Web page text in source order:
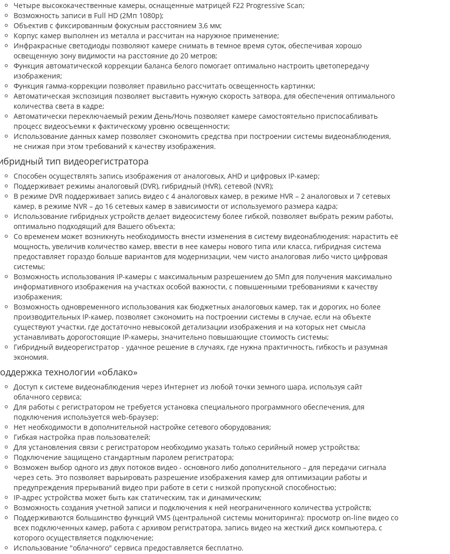
Четыре высококачественные камеры, оснащенные матрицей F22 Progressive Scan;
Возможность записи в Full HD (2Мп 1080р);
Объектив с фиксированным фокусным расстоянием 3,6 мм;
Корпус камер выполнен из металла и рассчитан на наружное применение;
Инфракрасные светодиоды позволяют камере снимать в темное время суток, обеспечивая хорошо
освещенную зону видимости на расстояние до 20 метров;
Функция автоматической коррекции баланса белого помогает оптимально настроить цветопередачу
изображения;
Функция гамма-коррекции позволяет правильно рассчитать освещенность картинки;
Автоматическая экспозиция позволяет выставить нужную скорость затвора, для обеспечения оптимального
количества света в кадре;
Автоматически переключаемый режим День/Ночь позволяет камере самостоятельно приспосабливать
процесс видеосъемки к фактическому уровню освещенности;
Использование данных камер позволяет сэкономить средства при построении системы видеонаблюдения,
не снижая при этом требований к качеству изображения.
тип видеорегистратора
Способен осуществлять запись изображения от аналоговых, AHD и цифровых IP-камер;
Поддерживает режимы аналоговый (DVR), гибридный (HVR), сетевой (NVR);
В режиме DVR поддерживает запись видео с 4 аналоговых камер, в режиме HVR – 2 аналоговых и 7 сетевых
камер, в режиме NVR – до 16 сетевых камер в зависимости от используемого размера кадра;
Использование гибридных устройств делает видеосистему более гибкой, позволяет выбрать режим работы,
оптимально подходящий для Вашего объекта;
Со временем может возникнуть необходимость внести изменения в систему видеонаблюдения: нарастить её
мощность, увеличив количество камер, ввести в нее камеры нового типа или класса, гибридная система
предоставляет гораздо больше вариантов для модернизации, чем чисто аналоговая либо чисто цифровая
системы;
Возможность использования IP-камеры с максимальным разрешением до 5Мп для получения максимально
информативного изображения на участках особой важности, с повышенными требованиями к качеству
изображения;
Возможность одновременного использования как бюджетных аналоговых камер, так и дорогих, но более
производительных IP-камер, позволяет сэкономить на построении системы в случае, если на объекте
существуют участки, где достаточно невысокой детализации изображения и на которых нет смысла
устанавливать дорогостоящие IP-камеры, значительно повышающие стоимость системы;
Гибридный видеорегистратор - удачное решение в случаях, где нужна практичность, гибкость и разумная
экономия.
технологии «облако»
Доступ к системе видеонаблюдения через Интернет из любой точки земного шара, используя сайт
облачного сервиса;
Для работы с регистратором не требуется установка специального программного обеспечения, для
подключения используется web-браузер;
Нет необходимости в дополнительной настройке сетевого оборудования;
Гибкая настройка прав пользователей;
Для установления связи с регистратором необходимо указать только серийный номер устройства;
Подключение защищено стандартным паролем регистратора;
Возможен выбор одного из двух потоков видео - основного либо дополнительного – для передачи сигнала
через сеть. Это позволяет варьировать разрешение изображения камер для оптимизации работы и
предупреждения прерываний видео при работе в сети с низкой пропускной способностью;
IP-адрес устройства может быть как статическим, так и динамическим;
Возможность создания учетной записи и подключения к ней неограниченного количества устройств;
Поддерживаются большинство функций VMS (центральной системы мониторинга): просмотр on-line видео со
всех подключенных камер, работа с архивом регистратора, запись видео на жесткий диск компьютера, с
которого осуществляется подключение;
Использование "облачного" сервиса предоставляется бесплатно.